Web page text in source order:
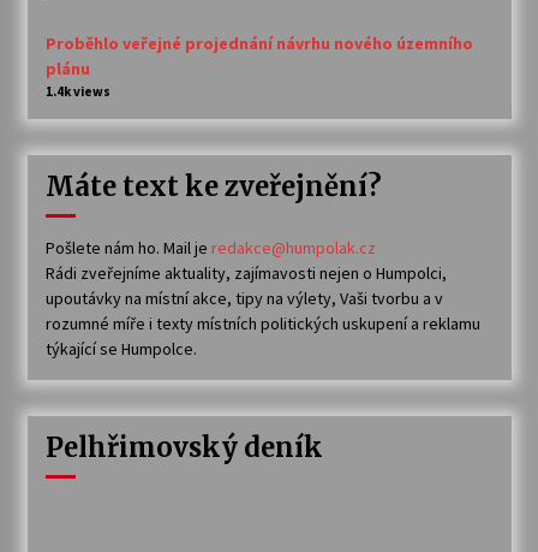
Proběhlo veřejné projednání návrhu nového územního
plánu
1.4k views
Máte text ke zveřejnění?
Pošlete nám ho. Mail je redakce@humpolak.cz
Rádi zveřejníme aktuality, zajímavosti nejen o Humpolci,
upoutávky na místní akce, tipy na výlety, Vaši tvorbu a v
rozumné míře i texty místních politických uskupení a reklamu
týkající se Humpolce.
Pelhřimovský deník